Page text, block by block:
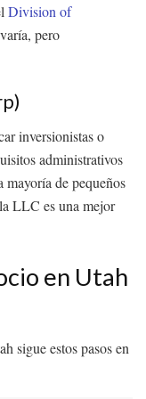
Division of
pero
inversionistas o
administrativos
mayoría de pequeños
LLC es una mejor
en Utah
sigue estos pasos en